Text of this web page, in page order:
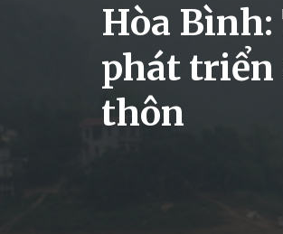
Hòa
phát triển
thôn